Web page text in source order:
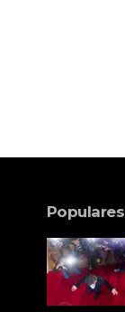
Populares